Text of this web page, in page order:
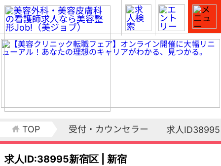
TOP 受付・カウンセラー 求人ID38995
求人ID:38995新宿区 | 新宿